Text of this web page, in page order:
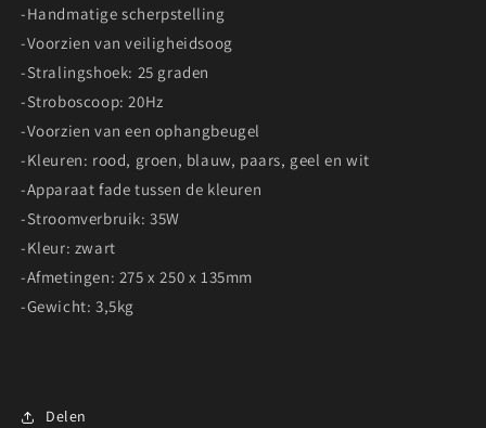
-Handmatige scherpstelling
-Voorzien van veiligheidsoog
-Stralingshoek: 25 graden
-Stroboscoop: 20Hz
-Voorzien van een ophangbeugel
-Kleuren: rood, groen, blauw, paars, geel en wit
-Apparaat fade tussen de kleuren
-Stroomverbruik: 35W
-Kleur: zwart
-Afmetingen: 275 x 250 x 135mm
-Gewicht: 3,5kg
Delen